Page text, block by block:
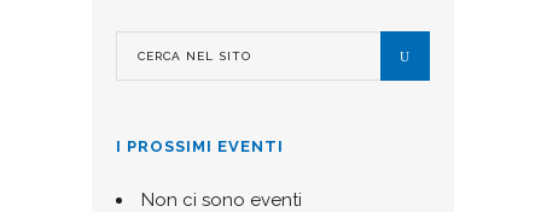
I PROSSIMI EVENTI
Non ci sono eventi